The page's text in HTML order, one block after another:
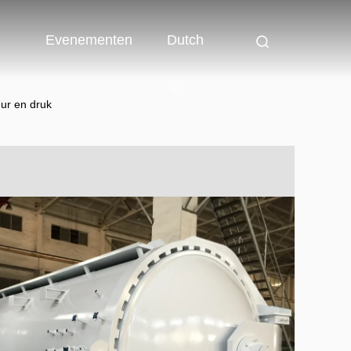
Evenementen Dutch
en druk